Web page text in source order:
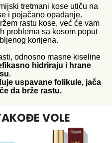
tretmani kose utiču na
i pojačano opadanje.
rastu kose, već će vam
problema sa kosom poput
korijena.
odnosno masne kiseline
hidriraju i hrane
.
uspavane folikule, jača
da brže rastu.
VOLE